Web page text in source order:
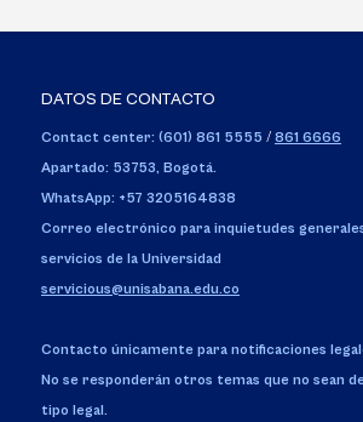
DATOS DE CONTACTO
Contact center: (601) 861 5555 / 861 6666
Apartado: 53753, Bogotá.
WhatsApp: +57 3205164838
Correo electrónico para inquietudes
servicios de la Universidad
servicious@unisabana.edu.co
Contacto únicamente para notificaciones
No se responderán otros temas que no sean
tipo legal.